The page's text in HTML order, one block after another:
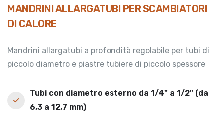
MANDRINI ALLARGATUBI PER SCAMBIATORI
DI CALORE
Mandrini allargatubi a profondità regolabile per tubi di
piccolo diametro e piastre tubiere di piccolo spessore
Tubi con diametro esterno da 1/4" a 1/2" (da
6,3 a 12,7 mm)